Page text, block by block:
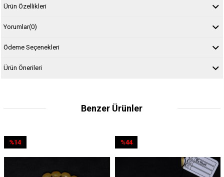
Ürün Özellikleri
Yorumlar(0)
Ödeme Seçenekleri
Ürün Önerileri
Benzer Ürünler